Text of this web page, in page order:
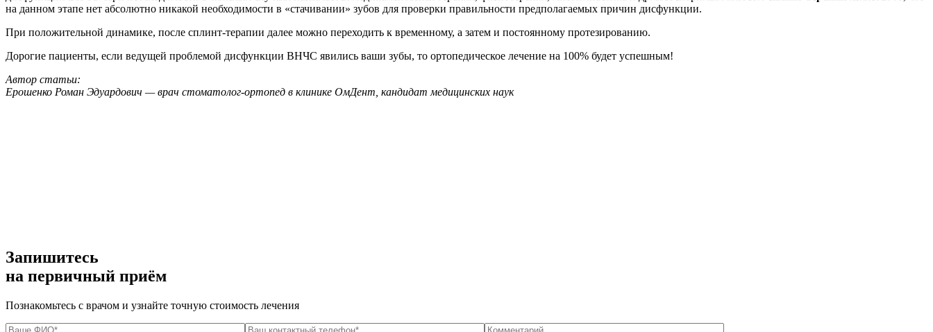
на данном этапе нет абсолютно никакой необходимости в «стачивании» зубов для проверки правильности предполагаемых причин дисфункции.
При положительной динамике, после сплинт-терапии далее можно переходить к временному, а затем и постоянному протезированию.
Дорогие пациенты, если ведущей проблемой дисфункции ВНЧС явились ваши зубы, то ортопедическое лечение на 100% будет успешным!
Автор статьи:
Ерошенко Роман Эдуардович — врач стоматолог-ортопед в клинике ОмДент, кандидат медицинских наук
Запишитесь
на первичный приём
Познакомьтесь с врачом и узнайте точную стоимость лечения